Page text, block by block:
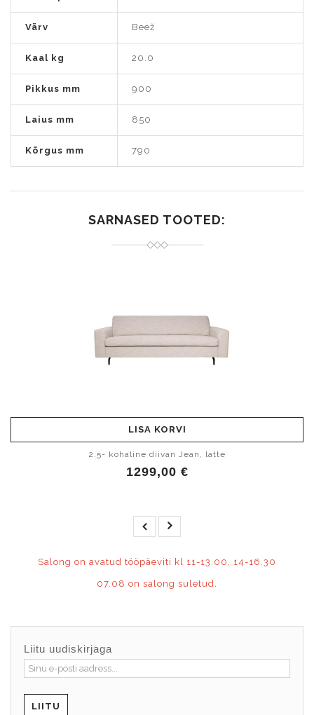
Värv Beež
Kaal kg 20.0
Pikkus mm 900
Laius mm 850
Kõrgus mm 790
SARNASED TOOTED:
LISA KORVI
2.5- kohaline diivan Jean, latte
1299,00 €
Salong on avatud tööpäeviti kl 11-13.00, 14-16.30
07.08 on salong suletud.
Liitu uudiskirjaga
LIITU